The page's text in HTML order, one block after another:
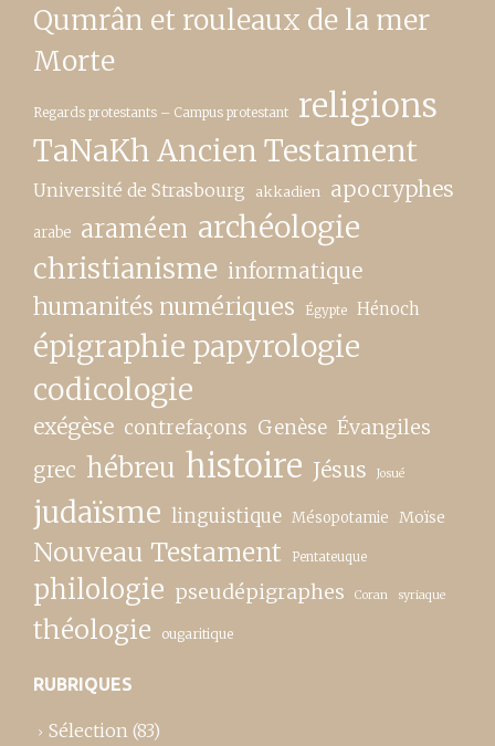
Qumrân et rouleaux de la mer
Morte
Regards protestants – Campus protestant religions
TaNaKh Ancien Testament
Université de Strasbourg akkadien apocryphes
arabe araméen archéologie
christianisme informatique
humanités numériques Égypte Hénoch
épigraphie papyrologie
codicologie
exégèse contrefaçons Genèse Évangiles
grec hébreu histoire Jésus Josué
judaïsme linguistique Mésopotamie Moïse
Nouveau Testament Pentateuque
philologie pseudépigraphes Coran syriaque
théologie ougaritique
RUBRIQUES
Sélection (83)